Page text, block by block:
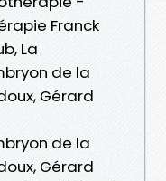
Franck
La
de la
Gérard
de la
Gérard